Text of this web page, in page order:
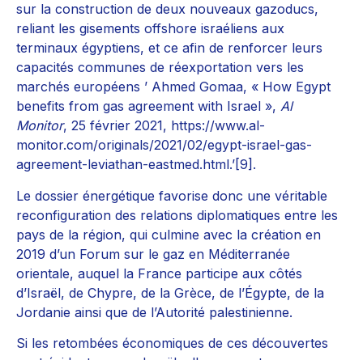
sur la construction de deux nouveaux gazoducs,
reliant les gisements offshore israéliens aux
terminaux égyptiens, et ce afin de renforcer leurs
capacités communes de réexportation vers les
marchés européens ’ Ahmed Gomaa, « How Egypt
benefits from gas agreement with Israel », Al
Monitor, 25 février 2021, https://www.al-
monitor.com/originals/2021/02/egypt-israel-gas-
agreement-leviathan-eastmed.html.’[9].
Le dossier énergétique favorise donc une véritable
reconfiguration des relations diplomatiques entre les
pays de la région, qui culmine avec la création en
2019 d’un Forum sur le gaz en Méditerranée
orientale, auquel la France participe aux côtés
d’Israël, de Chypre, de la Grèce, de l’Égypte, de la
Jordanie ainsi que de l’Autorité palestinienne.
Si les retombées économiques de ces découvertes